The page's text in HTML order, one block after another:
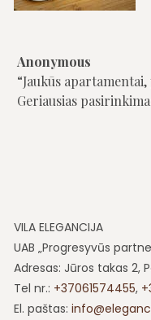
Anonymous
Jaukūs
Geriausias
Vaidas
Esame labai
būtent Vila
sugrįšime ir
VILA ELEGANCIJA
UAB „Progresyvūs